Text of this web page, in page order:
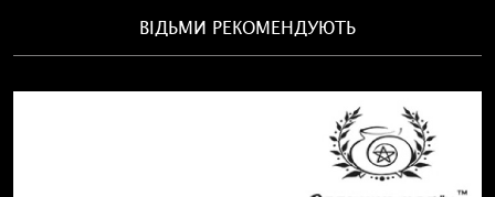
ВІДЬМИ РЕКОМЕНДУЮТЬ